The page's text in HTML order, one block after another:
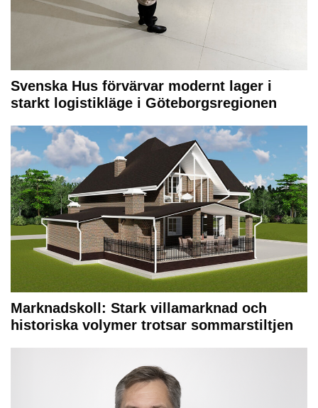
Svenska Hus förvärvar modernt lager i
starkt logistikläge i Göteborgsregionen
Marknadskoll: Stark villamarknad och
historiska volymer trotsar sommarstiltjen